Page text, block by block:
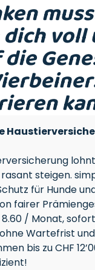
voll
steigen.
für Hunde
fairer
/ Monat,
Wartefrist und
bis zu CHF